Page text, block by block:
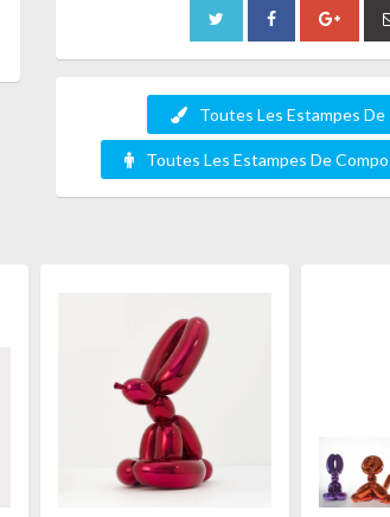
Toutes Les Estampes De
Toutes Les Estampes De